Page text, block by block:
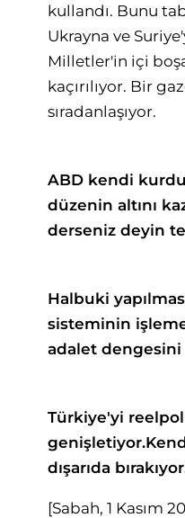
kullandı. Bunu
Ukrayna ve
Milletler'in içi
kaçırılıyor. Bir
sıradanlaşıyor.
ABD kendi
düzenin altını
derseniz deyin
Halbuki
sisteminin
adalet dengesini
Türkiye'yi
genişletiyor.
dışarıda
[Sabah, 1 Kasım